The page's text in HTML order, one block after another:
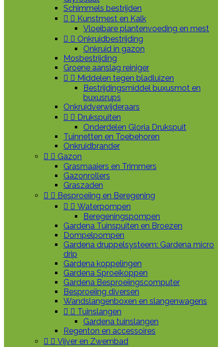
Schimmels bestrijden
  Kunstmest en Kalk
Vloeibare plantenvoeding en mest
  Onkruidbestrijding
Onkruid in gazon
Mosbestrijding
Groene aanslag reiniger
  Middelen tegen bladluizen
Bestrijdingsmiddel buxusmot en
buxusrups
Onkruidverwijderaars
  Drukspuiten
Onderdelen Gloria Drukspuit
Tuinnetten en Toebehoren
Onkruidbrander
  Gazon
Grasmaaiers en Trimmers
Gazonrollers
Graszaden
  Besproeiing en Beregening
  Waterpompen
Beregeningspompen
Gardena Tuinspuiten en Broezen
Dompelpompen
Gardena druppelsysteem: Gardena micro
drip
Gardena koppelingen
Gardena Sproeikoppen
Gardena Besproeiingscomputer
Besproeiing diversen
Wandslangenboxen en slangenwagens
  Tuinslangen
Gardena tuinslangen
Regenton en accessoires
  Vijver en Zwembad